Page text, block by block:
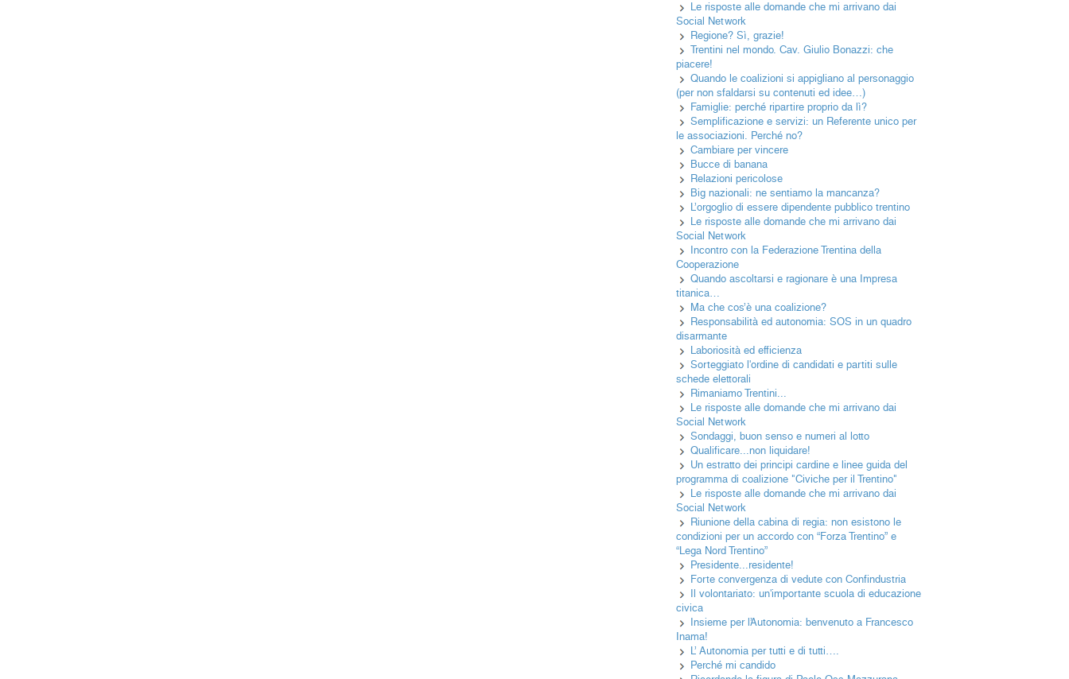
Le risposte alle domande che mi arrivano dai
Social Network
Regione? Sì, grazie!
Trentini nel mondo. Cav. Giulio Bonazzi: che
piacere!
Quando le coalizioni si appigliano al personaggio
(per non sfaldarsi su contenuti ed idee…)
Famiglie: perché ripartire proprio da lì?
Semplificazione e servizi: un Referente unico per
le associazioni. Perché no?
Cambiare per vincere
Bucce di banana
Relazioni pericolose
Big nazionali: ne sentiamo la mancanza?
L’orgoglio di essere dipendente pubblico trentino
Le risposte alle domande che mi arrivano dai
Social Network
Incontro con la Federazione Trentina della
Cooperazione
Quando ascoltarsi e ragionare è una Impresa
titanica…
Ma che cos’è una coalizione?
Responsabilità ed autonomia: SOS in un quadro
disarmante
Laboriosità ed efficienza
Sorteggiato l'ordine di candidati e partiti sulle
schede elettorali
Rimaniamo Trentini...
Le risposte alle domande che mi arrivano dai
Social Network
Sondaggi, buon senso e numeri al lotto
Qualificare...non liquidare!
Un estratto dei principi cardine e linee guida del
programma di coalizione "Civiche per il Trentino"
Le risposte alle domande che mi arrivano dai
Social Network
Riunione della cabina di regia: non esistono le
condizioni per un accordo con “Forza Trentino” e
“Lega Nord Trentino”
Presidente...residente!
Forte convergenza di vedute con Confindustria
Il volontariato: un'importante scuola di educazione
civica
Insieme per l’Autonomia: benvenuto a Francesco
Inama!
L’ Autonomia per tutti e di tutti….
Perché mi candido